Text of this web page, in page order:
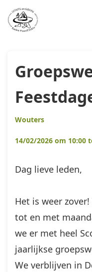
Wouters
14/02/2026 om 10:00
Dag lieve leden,
Het is weer
tot en met
we er met heel
jaarlijkse
We verblijven in